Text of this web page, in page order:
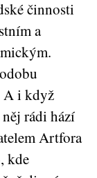
činnosti
a
A i když
rádi hází
Artfora
kde